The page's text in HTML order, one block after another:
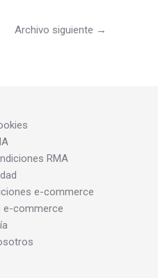
Archivo siguiente →
RMA
e-commerce
e-commerce